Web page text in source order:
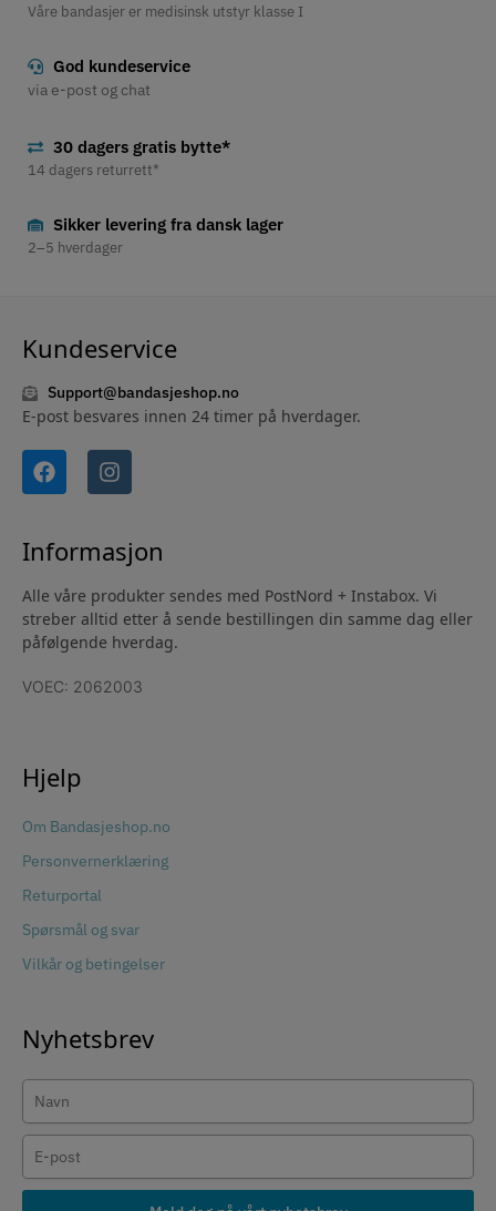
Våre bandasjer er medisinsk utstyr klasse I
God kundeservice
via e-post og chat
30 dagers gratis bytte*
14 dagers returrett*
Sikker levering fra dansk lager
2–5 hverdager
Kundeservice
Support@bandasjeshop.no
E-post besvares innen 24 timer på hverdager.
Informasjon
Alle våre produkter sendes med PostNord + Instabox. Vi
streber alltid etter å sende bestillingen din samme dag eller
påfølgende hverdag.
VOEC: 2062003
Hjelp
Om Bandasjeshop.no
Personvernerklæring
Returportal
Spørsmål og svar
Vilkår og betingelser
Nyhetsbrev